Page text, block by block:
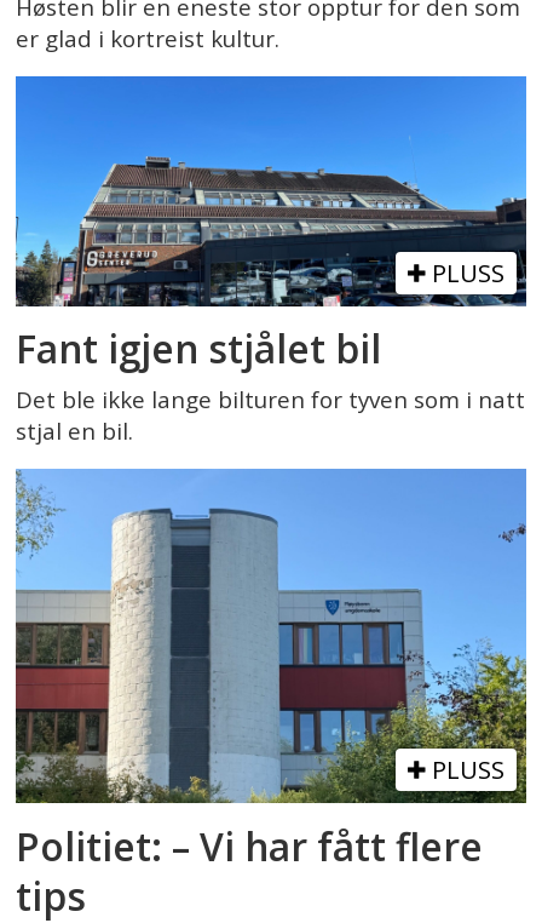
Høsten blir en eneste stor opptur for den som
er glad i kortreist kultur.
PLUSS
Fant igjen stjålet bil
Det ble ikke lange bilturen for tyven som i natt
stjal en bil.
PLUSS
Politiet: – Vi har fått flere
tips